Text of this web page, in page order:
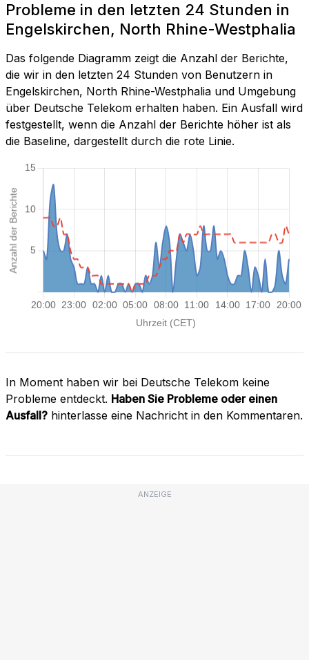
Probleme in den letzten 24 Stunden in
Engelskirchen, North Rhine-Westphalia
Das folgende Diagramm zeigt die Anzahl der Berichte,
die wir in den letzten 24 Stunden von Benutzern in
Engelskirchen, North Rhine-Westphalia und Umgebung
über Deutsche Telekom erhalten haben. Ein Ausfall wird
festgestellt, wenn die Anzahl der Berichte höher ist als
die Baseline, dargestellt durch die rote Linie.
In Moment haben wir bei Deutsche Telekom keine
Probleme entdeckt. Haben Sie Probleme oder einen
Ausfall? hinterlasse eine Nachricht in den Kommentaren.
ANZEIGE